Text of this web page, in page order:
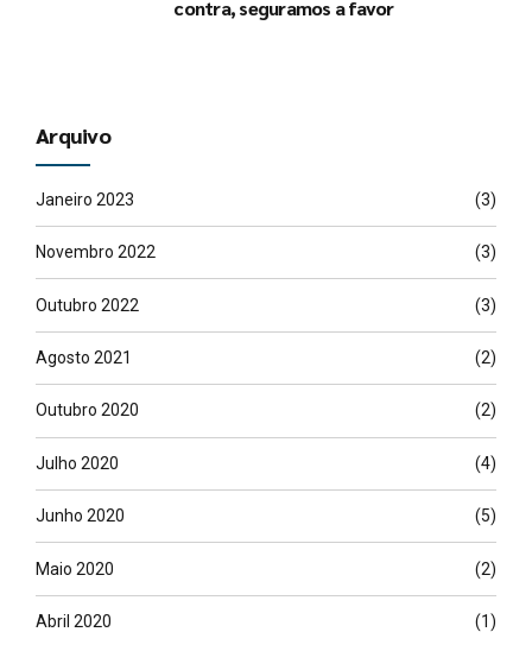
contra, seguramos a favor
Arquivo
Janeiro 2023 (3)
Novembro 2022 (3)
Outubro 2022 (3)
Agosto 2021 (2)
Outubro 2020 (2)
Julho 2020 (4)
Junho 2020 (5)
Maio 2020 (2)
Abril 2020 (1)